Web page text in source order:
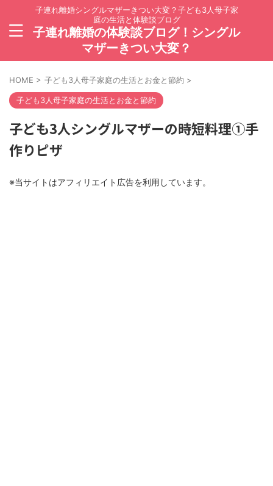
子連れ離婚シングルマザーきつい大変？子ども3人母子家
庭の生活と体験談ブログ
子連れ離婚の体験談ブログ！シングル
マザーきつい大変？
HOME > 子ども3人母子家庭の生活とお金と節約 >
子ども3人母子家庭の生活とお金と節約
子ども3人シングルマザーの時短料理①手
作りピザ
※当サイトはアフィリエイト広告を利用しています。